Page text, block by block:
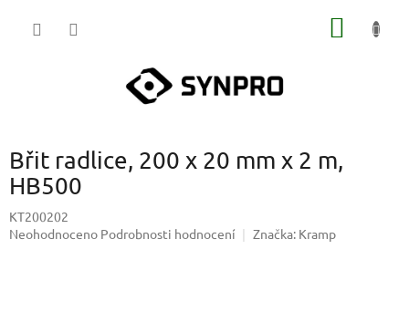
Břit radlice, 200 x 20 mm x 2 m,
HB500
KT200202
Průměrné
Neohodnoceno Podrobnosti hodnocení Značka: Kramp